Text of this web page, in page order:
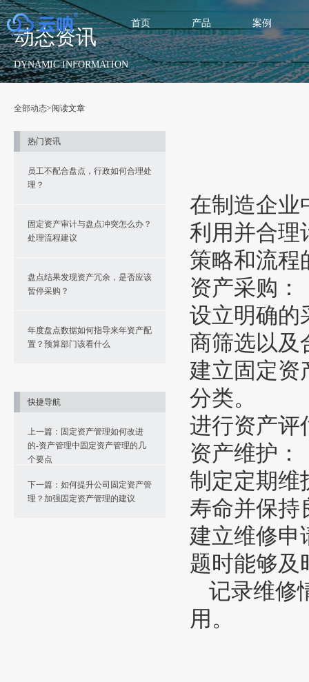
首页 产品 案例
动态资讯
DYNAMIC INFORMATION
全部动态>阅读文章
热门资讯
员工不配合盘点，行政如何合理处
理？
固定资产审计与盘点冲突怎么办？
处理流程建议
盘点结果发现资产冗余，是否应该
暂停采购？
年度盘点数据如何指导来年资产配
置？预算部门该看什么
快捷导航
上一篇：固定资产管理如何改进
的-资产管理中固定资产管理的几
个要点
下一篇：如何提升公司固定资产管
理？加强固定资产管理的建议
在制造企业
利用并合理
策略和流程
资产采购：
设立明确的
商筛选以及
建立固定资
分类。
进行资产评
资产维护：
制定定期维
寿命并保持
建立维修申
题时能够及
记录维修
用。